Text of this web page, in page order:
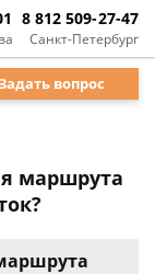
Санкт-Петербург
8 812 509-27-47
вопрос
маршрута